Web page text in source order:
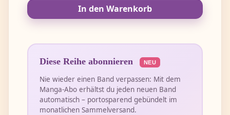
In den Warenkorb
Diese Reihe abonnieren NEU
Nie wieder einen Band verpassen: Mit dem
Manga-Abo erhältst du jeden neuen Band
automatisch – portosparend gebündelt im
monatlichen Sammelversand.